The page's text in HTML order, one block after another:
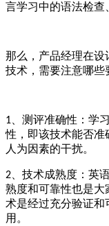
言学习中的语法检查
那么，产品经理在设
技术，需要注意哪些
1 测评准确性： 学
性 ， 即该技术能否准
人为因素的干扰。
2
技术成熟度：英
熟度和可靠性也是大
术是经过充分验证和
用。